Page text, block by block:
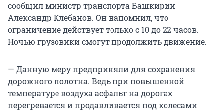
сообщил министр транспорта Башкирии
Александр Клебанов. Он напомнил, что
ограничение действует только с 10 до 22 часов.
Ночью грузовики смогут продолжить движение.
— Данную меру предприняли для сохранения
дорожного полотна. Ведь при повышенной
температуре воздуха асфальт на дорогах
перегревается и продавливается под колесами